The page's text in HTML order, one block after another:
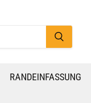
RANDEINFASSUNG